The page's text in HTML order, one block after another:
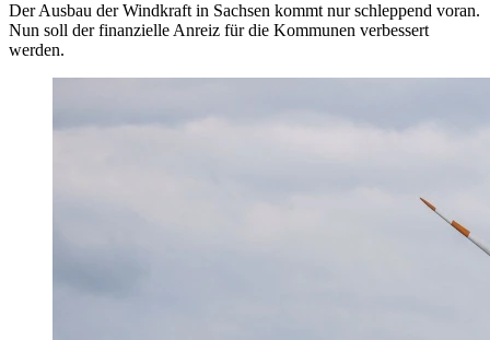
Der Ausbau der Windkraft in Sachsen kommt nur schleppend voran.
Nun soll der finanzielle Anreiz für die Kommunen verbessert
werden.